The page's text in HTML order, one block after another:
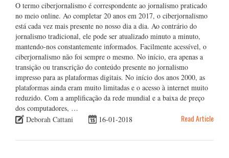
O termo ciberjornalismo é correspondente ao jornalismo praticado
no meio online. Ao completar 20 anos em 2017, o ciberjornalismo
está cada vez mais presente no nosso dia a dia. Ao contrário do
jornalismo tradicional, ele pode ser atualizado minuto a minuto,
mantendo-nos constantemente informados. Facilmente acessível, o
ciberjornalismo não foi sempre o mesmo. No início, era apenas a
transição ou transcrição do conteúdo presente no jornalismo
impresso para as plataformas digitais. No início dos anos 2000, as
plataformas ainda eram muito limitadas e o acesso à internet muito
reduzido. Com a amplificação da rede mundial e a baixa de preço
dos computadores, …
Deborah Cattani
16-01-2018 Read Article